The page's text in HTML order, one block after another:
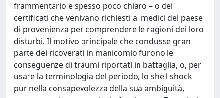
frammentario e spesso poco chiaro – o dei
certificati che venivano richiesti ai medici del paese
di provenienza per comprendere le ragioni dei loro
disturbi. Il motivo principale che condusse gran
parte dei ricoverati in manicomio furono le
conseguenze di traumi riportati in battaglia, o, per
usare la terminologia del periodo, lo shell shock,
pur nella consapevolezza della sua ambiguità,